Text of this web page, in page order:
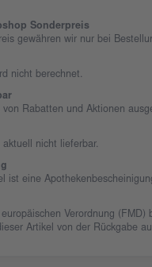
Sonderpreis
gewähren wir nur bei
nicht berechnet.
von Rabatten und Aktionen
aktuell nicht lieferbar.
ist eine
Verordnung (FMD)
Artikel von der Rückgabe